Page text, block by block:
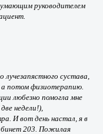
руководителем
лучезапястного сустава,
а потом физиотерапию.
любезно помогла мне
недели!),
И вот день настал, я в
203. Пожилая